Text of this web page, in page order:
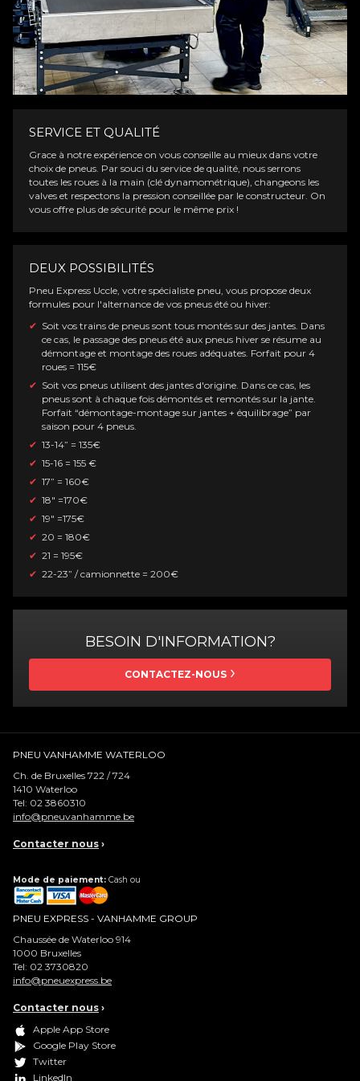
SERVICE ET QUALITÉ
Grace à notre expérience on vous conseille au mieux dans votre
choix de pneus. Par souci du service de qualité, nous serrons
toutes les roues à la main (clé dynamométrique), changeons les
valves et respectons la pression conseillée par le constructeur. On
vous offre plus de sécurité pour le même prix !
DEUX POSSIBILITÉS
Pneu Express Uccle , votre spécialiste pneu, vous propose deux
formules pour l'alternance de vos pneus été ou hiver:
Soit vos trains de pneus sont tous montés sur des jantes. Dans
ce cas, le passage des pneus été aux pneus hiver se résume au
démontage et montage des roues adéquates. Forfait pour 4
roues = 115€
Soit vos pneus utilisent des jantes d'origine. Dans ce cas, les
pneus sont à chaque fois démontés et remontés sur la jante.
Forfait “démontage-montage sur jantes + équilibrage” par
saison pour 4 pneus.
13-14” = 135€
15-16 = 155 €
17” = 160€
18" =170€
19" =175€
20 = 180€
21 = 195€
22-23” / camionnette = 200€
BESOIN D'INFORMATION?
CONTACTEZ-NOUS
PNEU VANHAMME WATERLOO
Ch. de Bruxelles 722 / 724
1410 Waterloo
Tel: 02 3860310
info@pneuvanhamme.be
Contacter nous ›
Mode de paiement: Cash ou
PNEU EXPRESS - VANHAMME GROUP
Chaussée de Waterloo 914
1000 Bruxelles
Tel: 02 3730820
info@pneuexpress.be
Contacter nous ›
Apple App Store
Google Play Store
Twitter
LinkedIn